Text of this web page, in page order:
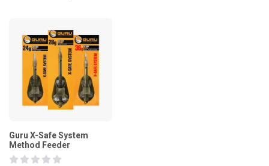
Guru X-Safe System
Method Feeder